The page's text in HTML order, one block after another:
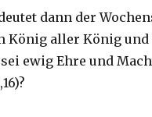
dann der
König aller König
ewig Ehre und